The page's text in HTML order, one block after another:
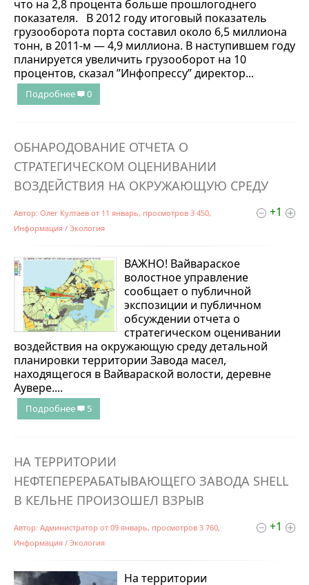
что на 2,8 процента больше прошлогоднего
показателя. В 2012 году итоговый показатель
грузооборота порта составил около 6,5 миллиона
тонн, в 2011-м — 4,9 миллиона. В наступившем году
планируется увеличить грузооборот на 10
процентов, сказал ”Инфопрессу” директор...
Подробнее 0
ОБНАРОДОВАНИЕ ОТЧЕТА О
СТРАТЕГИЧЕСКОМ ОЦЕНИВАНИИ
ВОЗДЕЙСТВИЯ НА ОКРУЖАЮЩУЮ СРЕДУ
+1
Автор: Олег Култаев от 11 январь, просмотров 3 450,
Информация / Экология
ВАЖНО! Вайвараское
волостное управление
сообщает о публичной
экспозиции и публичном
обсуждении отчета о
стратегическом оценивании
воздействия на окружающую среду детальной
планировки территории Завода масел,
находящегося в Вайвараской волости, деревне
Аувере....
Подробнее 5
НА ТЕРРИТОРИИ
НЕФТЕПЕРЕРАБАТЫВАЮЩЕГО ЗАВОДА SHELL
В КЕЛЬНЕ ПРОИЗОШЕЛ ВЗРЫВ
+1
Автор: Администратор от 09 январь, просмотров 3 760,
Информация / Экология
На территории